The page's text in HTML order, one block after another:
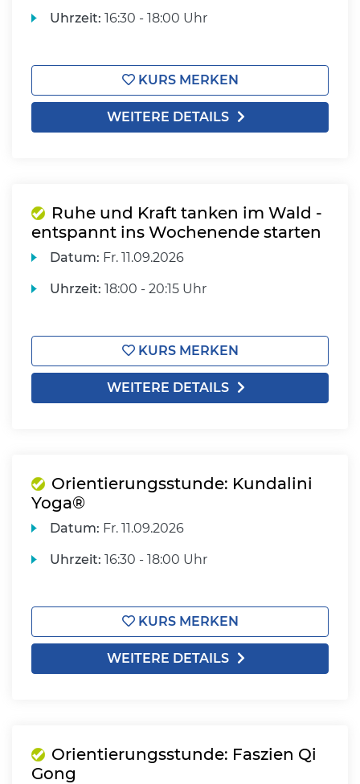
Uhrzeit: 16:30 - 18:00 Uhr
KURS MERKEN
WEITERE DETAILS
Ruhe und Kraft tanken im Wald -
entspannt ins Wochenende starten
Datum: Fr. 11.09.2026
Uhrzeit: 18:00 - 20:15 Uhr
KURS MERKEN
WEITERE DETAILS
Orientierungsstunde: Kundalini
Yoga®
Datum: Fr. 11.09.2026
Uhrzeit: 16:30 - 18:00 Uhr
KURS MERKEN
WEITERE DETAILS
Orientierungsstunde: Faszien Qi
Gong